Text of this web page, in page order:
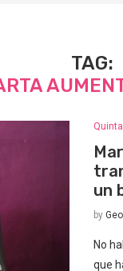
TAG:
un
by
No
que